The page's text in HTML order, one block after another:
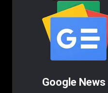
Google News